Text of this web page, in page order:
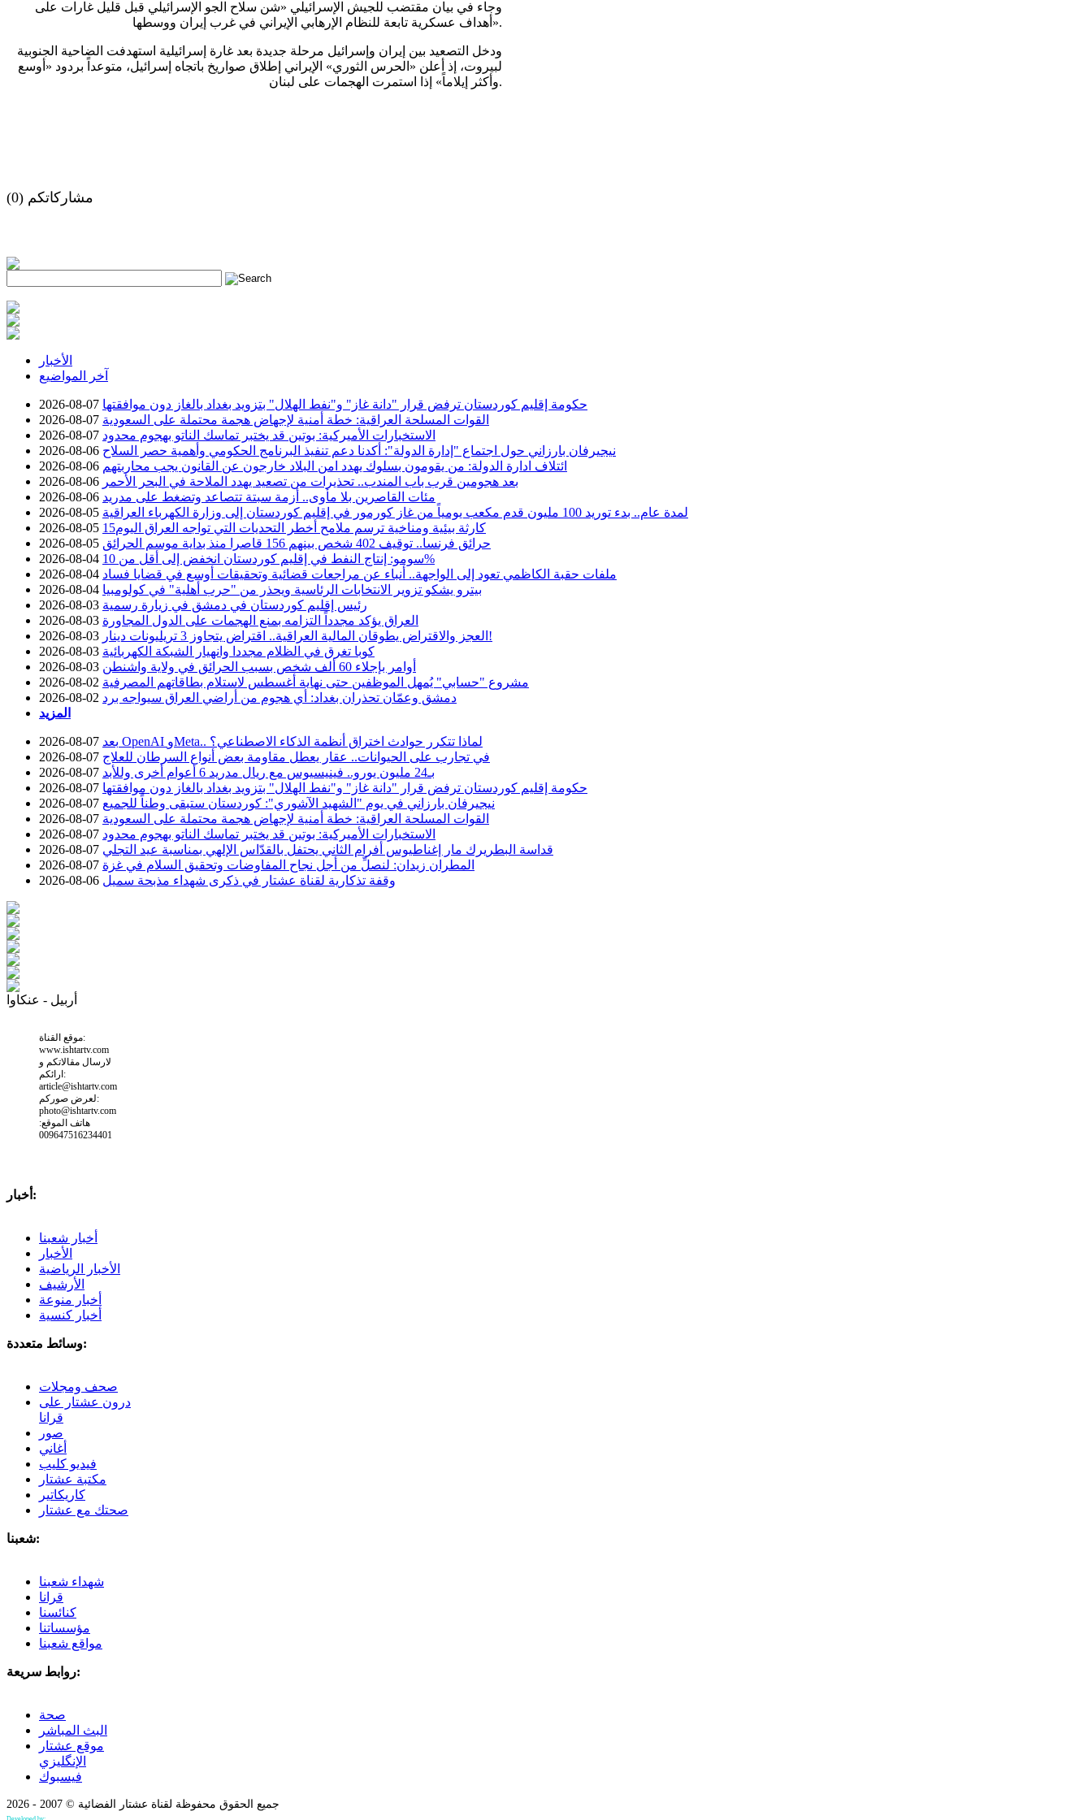
وجاء في بيان مقتضب للجيش الإسرائيلي «شن سلاح الجو الإسرائيلي قبل قليل غارات على
أهداف عسكرية تابعة للنظام الإرهابي الإيراني في غرب إيران ووسطها».
ودخل التصعيد بين إيران وإسرائيل مرحلة جديدة بعد غارة إسرائيلية استهدفت الضاحية الجنوبية
لبيروت، إذ أعلن «الحرس الثوري» الإيراني إطلاق صواريخ باتجاه إسرائيل، متوعداً بردود «أوسع
وأكثر إيلاماً» إذا استمرت الهجمات على لبنان.
مشاركاتكم (0)
h
الأخبار
آخر المواضيع
2026-08-07 حكومة إقليم كوردستان ترفض قرار "دانة غاز" و"نفط الهلال" بتزويد بغداد بالغاز دون موافقتها
2026-08-07 القوات المسلحة العراقية: خطة أمنية لإجهاض هجمة محتملة على السعودية
2026-08-07 الاستخبارات الأميركية: بوتين قد يختبر تماسك الناتو بهجوم محدود
2026-08-06 نيجيرفان بارزاني حول اجتماع "إدارة الدولة": أكدنا دعم تنفيذ البرنامج الحكومي وأهمية حصر السلاح
2026-08-06 ائتلاف ادارة الدولة: من يقومون بسلوك يهدد امن البلاد خارجون عن القانون يجب محاربتهم
2026-08-06 بعد هجومين قرب باب المندب.. تحذيرات من تصعيد يهدد الملاحة في البحر الأحمر
2026-08-06 مئات القاصرين بلا مأوى.. أزمة سبتة تتصاعد وتضغط على مدريد
2026-08-05
لمدة عام.. بدء توريد 100 مليون قدم مكعب يومياً من غاز كورمور في إقليم كوردستان إلى وزارة الكهرباء العراقية
2026-08-05
15كارثة بيئية ومناخية ترسم ملامح أخطر التحديات التي تواجه العراق اليوم
2026-08-05
حرائق فرنسا.. توقيف 402 شخص بينهم 156 قاصرا منذ بداية موسم الحرائق
2026-08-04
سومو: إنتاج النفط في إقليم كوردستان انخفض إلى أقل من 10%
2026-08-04 ملفات حقبة الكاظمي تعود إلى الواجهة.. أنباء عن مراجعات قضائية وتحقيقات أوسع في قضايا فساد
2026-08-04 بيترو يشكو تزوير الانتخابات الرئاسية ويحذر من "حرب أهلية" في كولومبيا
2026-08-03 رئيس إقليم كوردستان في دمشق في زيارة رسمية
2026-08-03 العراق يؤكد مجدداً التزامه بمنع الهجمات على الدول المجاورة
2026-08-03
العجز والاقتراض يطوقان المالية العراقية.. اقتراض يتجاوز 3 تريليونات دينار!
2026-08-03 كوبا تغرق في الظلام مجددا وانهيار الشبكة الكهربائية
2026-08-03
أوامر بإجلاء 60 ألف شخص بسبب الحرائق في ولاية واشنطن
2026-08-02 مشروع "حسابي" يُمهل الموظفين حتى نهاية أغسطس لاستلام بطاقاتهم المصرفية
2026-08-02 دمشق وعمّان تحذران بغداد: أي هجوم من أراضي العراق سيواجه برد
المزيد
2026-08-07
بعد OpenAI وMeta.. لماذا تتكرر حوادث اختراق أنظمة الذكاء الاصطناعي؟
2026-08-07 في تجارب على الحيوانات.. عقار يعطل مقاومة بعض أنواع السرطان للعلاج
2026-08-07
بـ24 مليون يورو.. فينيسيوس مع ريال مدريد 6 أعوام أخرى وللأبد
2026-08-07 حكومة إقليم كوردستان ترفض قرار "دانة غاز" و"نفط الهلال" بتزويد بغداد بالغاز دون موافقتها
2026-08-07 نيجيرفان بارزاني في يوم "الشهيد الآشوري": كوردستان ستبقى وطناً للجميع
2026-08-07 القوات المسلحة العراقية: خطة أمنية لإجهاض هجمة محتملة على السعودية
2026-08-07 الاستخبارات الأميركية: بوتين قد يختبر تماسك الناتو بهجوم محدود
2026-08-07 ‎قداسة البطريرك مار إغناطيوس أفرام الثاني يحتفل بالقدّاس الإلهي بمناسبة عيد التجلي
2026-08-07 المطران زيدان: لنصلِّ من أجل نجاح المفاوضات وتحقيق السلام في غزة
2026-08-06 وقفة تذكارية لقناة عشتار في ذكرى شهداء مذبحة سميل
أربيل - عنكاوا
موقع القناة:
www.ishtartv.com
لارسال مقالاتكم و
ارائكم:
article@ishtartv.com
لعرض صوركم:
photo@ishtartv.com
هاتف الموقع:
009647516234401
أخبار:
أخبار شعبنا
الأخبار
الأخبار الرياضية
الأرشيف
أخبار منوعة
أخبار كنسية
وسائط متعددة:
صحف ومجلات
درون عشتار على
قرانا
صور
أغاني
فيديو كليب
مكتبة عشتار
كاريكاتير
صحتك مع عشتار
شعبنا:
شهداء شعبنا
قرانا
كنائسنا
مؤسساتنا
مواقع شعبنا
روابط سريعة:
صحة
البث المباشر
موقع عشتار
الإنگليزي
فيسبوك
جميع الحقوق محفوظة لقناة عشتار الفضائية © 2007 - 2026